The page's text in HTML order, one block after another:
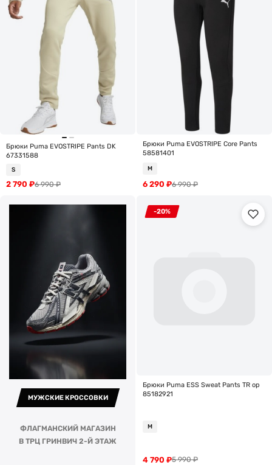
Брюки Puma EVOSTRIPE Pants DK
67331588
S
6 990₽
2 790 ₽
Брюки Puma EVOSTRIPE Core Pants
58581401
M
6 990₽
6 290 ₽
МУЖСКИЕ КРОССОВКИ
ФЛАГМАНСКИЙ МАГАЗИН
В ТРЦ ГРИНВИЧ 2-Й ЭТАЖ
-20%
Брюки Puma ESS Sweat Pants TR op
85182921
M
5 990₽
4 790 ₽